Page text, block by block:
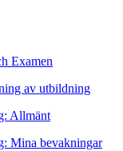
Examen
av utbildning
Allmänt
Mina bevakningar